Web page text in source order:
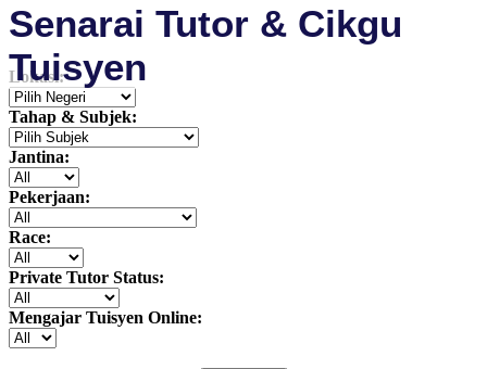
Senarai Tutor & Cikgu
Tuisyen
Lokasi:
Tahap & Subjek:
Jantina:
Pekerjaan:
Race:
Private Tutor Status:
Mengajar Tuisyen Online: